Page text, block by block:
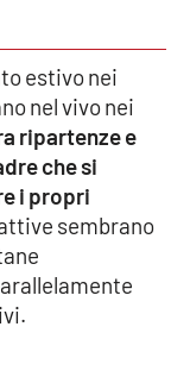
estivo nei
nel vivo nei
ripartenze e
che si
i propri
sembrano